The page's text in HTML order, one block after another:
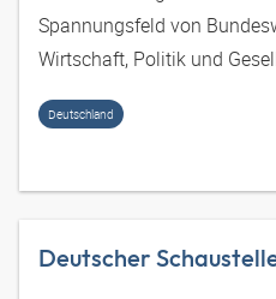
Spannungsfeld von
Wirtschaft, Politik und
Deutschland
Deutscher